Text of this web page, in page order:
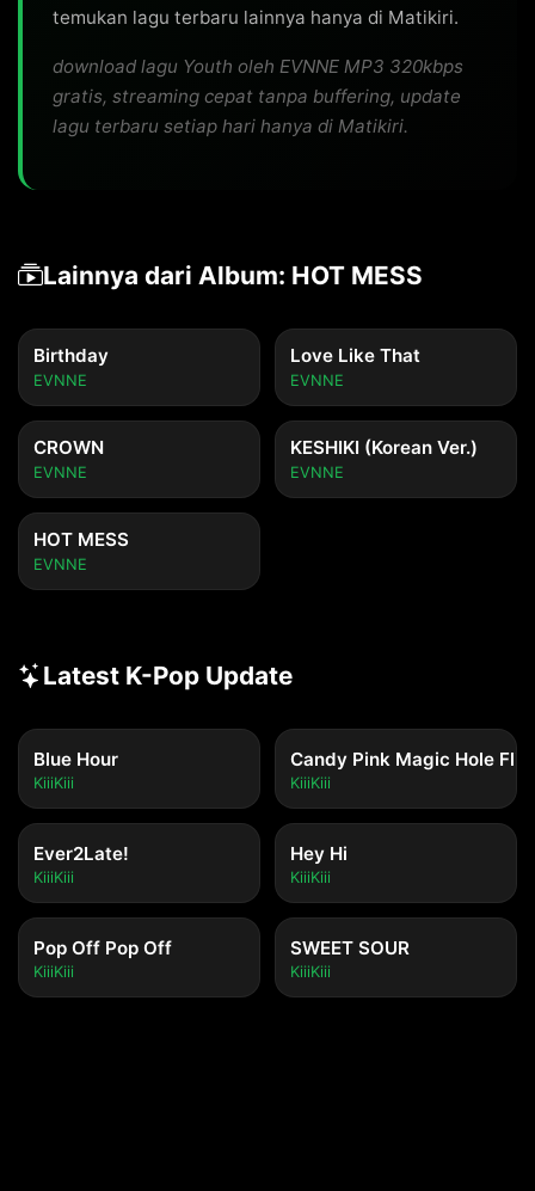
temukan lagu terbaru lainnya hanya di Matikiri.
download lagu Youth oleh EVNNE MP3 320kbps
gratis, streaming cepat tanpa buffering, update
lagu terbaru setiap hari hanya di Matikiri.
Lainnya dari Album: HOT MESS
Birthday
EVNNE
Love Like That
EVNNE
CROWN
EVNNE
KESHIKI (Korean Ver.)
EVNNE
HOT MESS
EVNNE
Latest K-Pop Update
Blue Hour
KiiiKiii
Candy Pink Magic Hole Flip
KiiiKiii
Ever2Late!
KiiiKiii
Hey Hi
KiiiKiii
Pop Off Pop Off
KiiiKiii
SWEET SOUR
KiiiKiii